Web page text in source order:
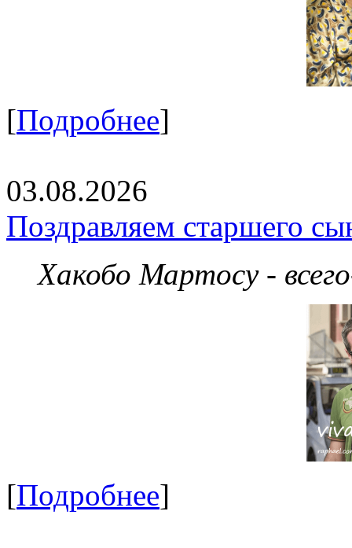
[Подробнее]
03.08.2026
Поздравляем старшего
Хакобо Мартосу -
[Подробнее]